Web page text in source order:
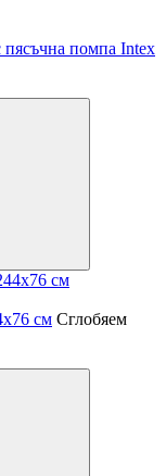
помпа Intex
см Сглобяем